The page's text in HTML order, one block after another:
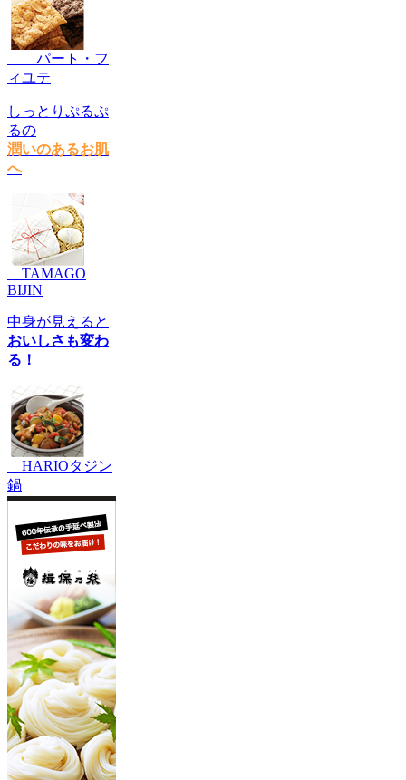
パート・フ
ィユテ
しっとりぷるぷ
るの
潤いのあるお肌
へ
TAMAGO
BIJIN
中身が見えると
おいしさも変わ
る！
HARIOタジン
鍋